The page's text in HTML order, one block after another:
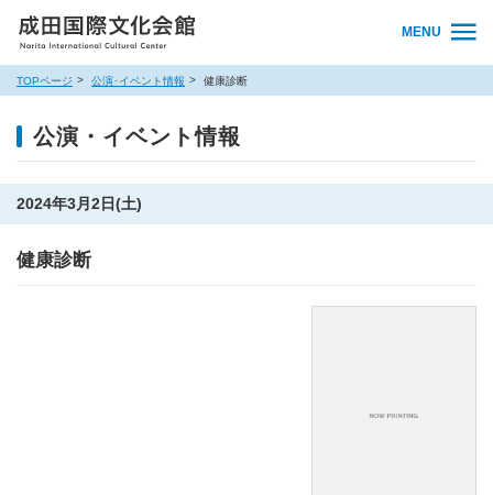
MENU
TOPページ 公演･イベント情報 健康診断
公演・イベント情報
2024年3月2日(土)
健康診断